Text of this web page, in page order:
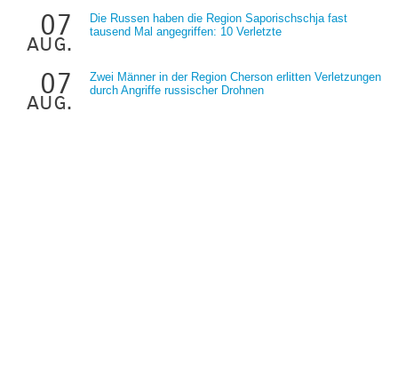
07
aug.
Die Russen haben die Region Saporischschja fast
tausend Mal angegriffen: 10 Verletzte
07
aug.
Zwei Männer in der Region Cherson erlitten Verletzungen
durch Angriffe russischer Drohnen